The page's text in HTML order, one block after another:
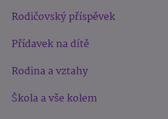
Rodičovský příspěvek
Přídavek na dítě
Rodina a vztahy
Škola a vše kolem